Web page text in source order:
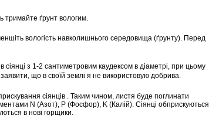
тримайте ґрунт вологим.
вологість навколишнього середовища (ґрунту). Перед
сіянці з 1-2 сантиметровим каудексом в діаметрі, при цьому
що в своїй землі я не використовую добрива.
сіянців . Таким чином, листя буде поглинати
N (Азот), P (Фосфор), K (Калій). Сіянці обприскуються
в нові горщики.